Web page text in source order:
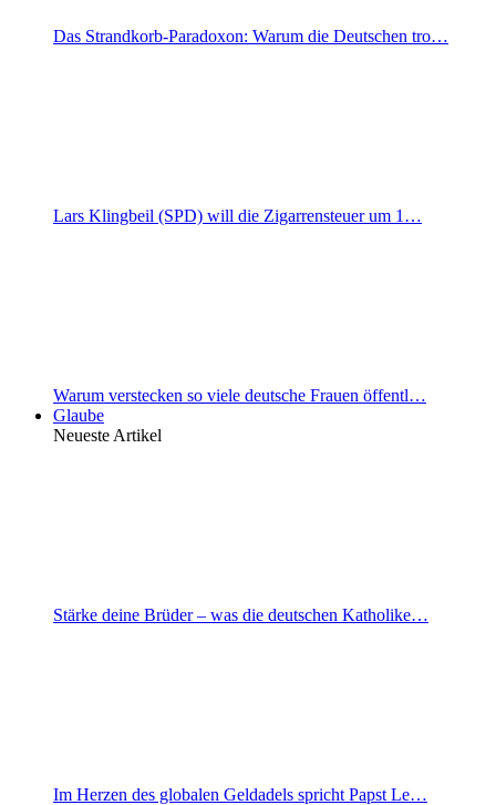
Das Strandkorb-Paradoxon: Warum die Deutschen tro…
Lars Klingbeil (SPD) will die Zigarrensteuer um 1…
Warum verstecken so viele deutsche Frauen öffentl…
Glaube
Neueste Artikel
Stärke deine Brüder – was die deutschen Katholike…
Im Herzen des globalen Geldadels spricht Papst Le…